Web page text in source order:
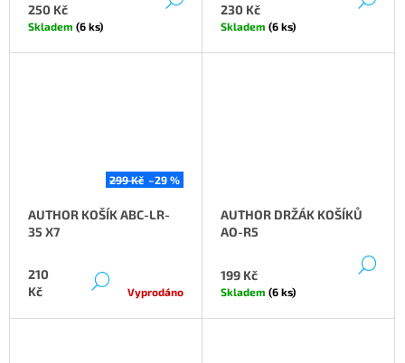
250 Kč
Skladem (6 ks)
230 Kč
Skladem (6 ks)
299 Kč –29 %
AUTHOR KOŠÍK ABC-LR-
35 X7
210
Kč
DETAIL
Vyprodáno
AUTHOR DRŽÁK KOŠÍKŮ
AO-R5
199 Kč
Skladem (6 ks)